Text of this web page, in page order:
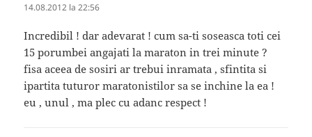
14.08.2012 la 22:56
Incredibil ! dar adevarat ! cum sa-ti soseasca toti cei
15 porumbei angajati la maraton in trei minute ?
fisa aceea de sosiri ar trebui inramata , sfintita si
ipartita tuturor maratonistilor sa se inchine la ea !
eu , unul , ma plec cu adanc respect !